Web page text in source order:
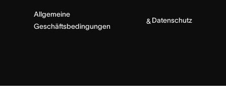
Allgemeine
Geschäftsbedingungen
& Datenschutz